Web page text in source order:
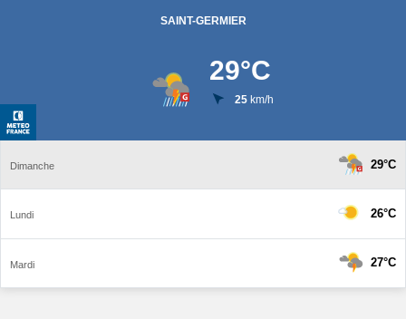
SAINT-GERMIER
29°C
25km/h
Dimanche 29°C
Lundi 26°C
Mardi 27°C